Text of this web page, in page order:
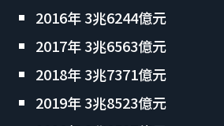
2016年 3兆6244億元
2017年 3兆6563億元
2018年 3兆7371億元
2019年 3兆8523億元